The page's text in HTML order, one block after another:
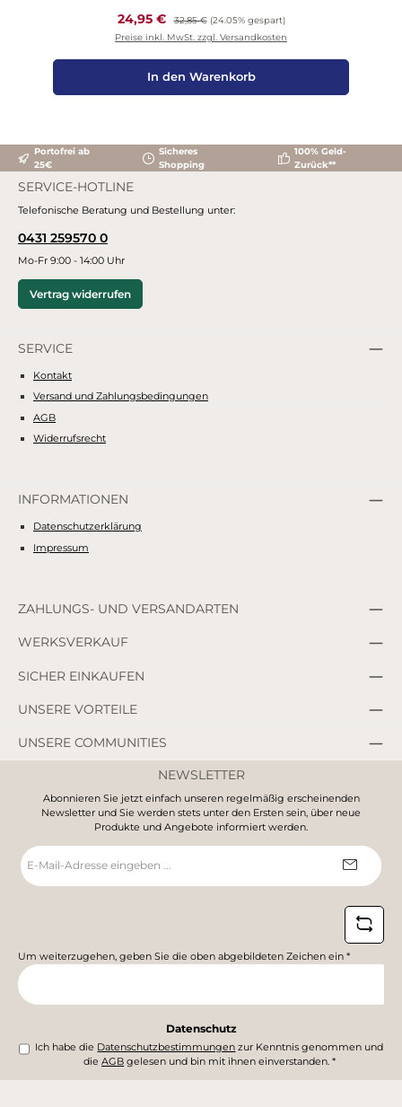
Verkaufspreis:
24,95 € Regulärer Preis:
32,85 € (24.05% gespart)
Preise inkl. MwSt. zzgl. Versandkosten
In den Warenkorb
Portofrei ab
25€
Sicheres
Shopping
100% Geld-
Zurück**
SERVICE-HOTLINE
Telefonische Beratung und Bestellung unter:
0431 259570 0
Mo-Fr 9:00 - 14:00 Uhr
Vertrag widerrufen
SERVICE
Kontakt
Versand und Zahlungsbedingungen
AGB
Widerrufsrecht
INFORMATIONEN
Datenschutzerklärung
Impressum
ZAHLUNGS- UND VERSANDARTEN
WERKSVERKAUF
SICHER EINKAUFEN
UNSERE COMMUNITIES
UNSERE VORTEILE
NEWSLETTER
Abonnieren Sie jetzt einfach unseren regelmäßig erscheinenden
Newsletter und Sie werden stets unter den Ersten sein, über neue
Produkte und Angebote informiert werden.
E-
Mail-
Adresse
Um weiterzugehen, geben Sie die oben abgebildeten Zeichen ein *
Datenschutz
Ich habe die Datenschutzbestimmungen zur Kenntnis genommen und
dieAGB gelesen und bin mit ihnen einverstanden.*